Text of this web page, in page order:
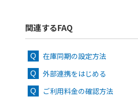
関連するFAQ
在庫同期の設定方法
外部連携をはじめる
ご利用料金の確認方法